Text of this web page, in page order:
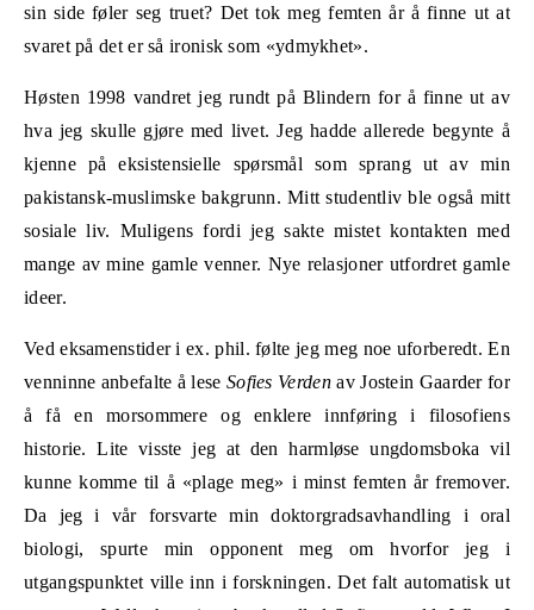
sin side føler seg truet? Det tok meg femten år å finne ut at
svaret på det er så ironisk som «ydmykhet».
Høsten 1998 vandret jeg rundt på Blindern for å finne ut av
hva jeg skulle gjøre med livet. Jeg hadde allerede begynte å
kjenne på eksistensielle spørsmål som sprang ut av min
pakistansk-muslimske bakgrunn. Mitt studentliv ble også mitt
sosiale liv. Muligens fordi jeg sakte mistet kontakten med
mange av mine gamle venner. Nye relasjoner utfordret gamle
ideer.
Ved eksamenstider i ex. phil. følte jeg meg noe uforberedt. En
venninne anbefalte å lese Sofies Verdenav Jostein Gaarder for
å få en morsommere og enklere innføring i filosofiens
historie. Lite visste jeg at den harmløse ungdomsboka vil
kunne komme til å «plage meg» i minst femten år fremover.
Da jeg i vår forsvarte min doktorgradsavhandling i oral
biologi, spurte min opponent meg om hvorfor jeg i
utgangspunktet ville inn i forskningen. Det falt automatisk ut